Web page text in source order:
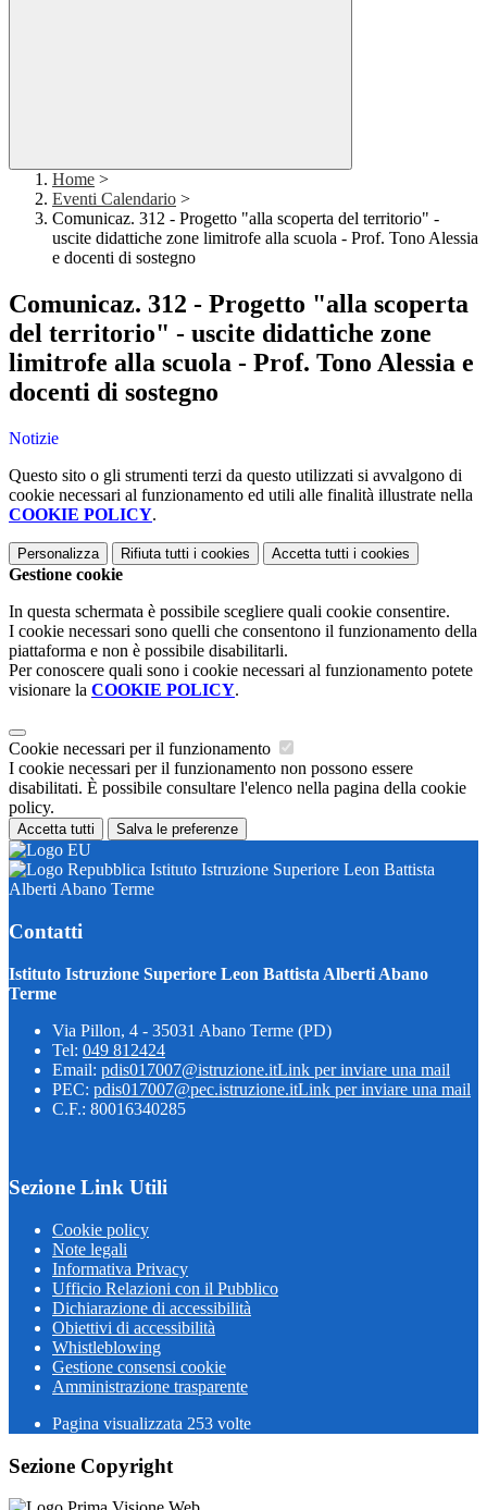
Home >
Eventi Calendario >
Comunicaz. 312 - Progetto "alla scoperta del territorio" -
uscite didattiche zone limitrofe alla scuola - Prof. Tono Alessia
e docenti di sostegno
Comunicaz. 312 - Progetto "alla scoperta
del territorio" - uscite didattiche zone
limitrofe alla scuola - Prof. Tono Alessia e
docenti di sostegno
Notizie
Questo sito o gli strumenti terzi da questo utilizzati si avvalgono di
cookie necessari al funzionamento ed utili alle finalità illustrate nella
COOKIE POLICY.
Personalizza Rifiuta tutti i cookies Accetta tutti i cookies
Gestione cookie
In questa schermata è possibile scegliere quali cookie consentire.
I cookie necessari sono quelli che consentono il funzionamento della
piattaforma e non è possibile disabilitarli.
Per conoscere quali sono i cookie necessari al funzionamento potete
visionare la COOKIE POLICY.
Cookie necessari per il funzionamento
I cookie necessari per il funzionamento non possono essere
disabilitati. È possibile consultare l'elenco nella pagina della cookie
policy.
Accetta tutti Salva le preferenze
Istituto Istruzione Superiore Leon Battista
Alberti Abano Terme
Contatti
Istituto Istruzione Superiore Leon Battista Alberti Abano
Terme
Via Pillon, 4 - 35031 Abano Terme (PD)
Tel: 049 812424
Email: pdis017007@istruzione.itLink per inviare una mail
PEC: pdis017007@pec.istruzione.itLink per inviare una mail
C.F.: 80016340285
Sezione Link Utili
Cookie policy
Note legali
Informativa Privacy
Ufficio Relazioni con il Pubblico
Dichiarazione di accessibilità
Obiettivi di accessibilità
Whistleblowing
Gestione consensi cookie
Amministrazione trasparente
Pagina visualizzata 253 volte
Sezione Copyright